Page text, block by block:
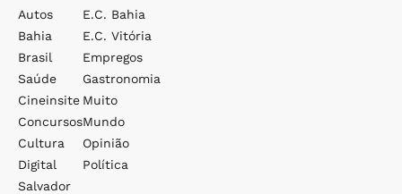
Autos
Bahia
Brasil
Saúde
Cineinsite
Concursos
Cultura
Digital
Salvador
E.c. Bahia
E.c. Vitória
Empregos
Gastronomia
Muito
Mundo
Opinião
Política